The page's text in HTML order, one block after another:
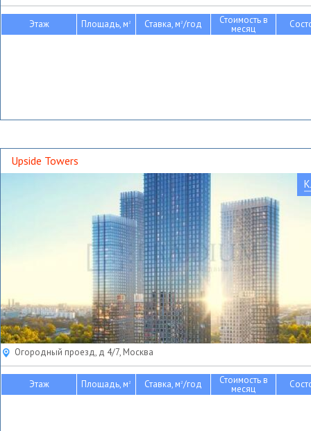
Этаж Площадь, м2 Ставка, м2/год Стоимость в
месяц
Upside Towers
Огородный проезд, д 4/7, Москва
Этаж Площадь, м2 Ставка, м2/год Стоимость в
месяц